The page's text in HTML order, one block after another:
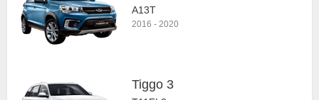
A13T
2016 - 2020
Tiggo 3